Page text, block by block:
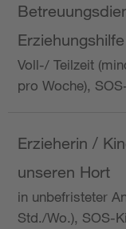
Erziehungshilfe
Voll-/ Teilzeit
pro Woche),
Erzieherin /
unseren Hort
in unbefristeter
Std./Wo.), SOS-